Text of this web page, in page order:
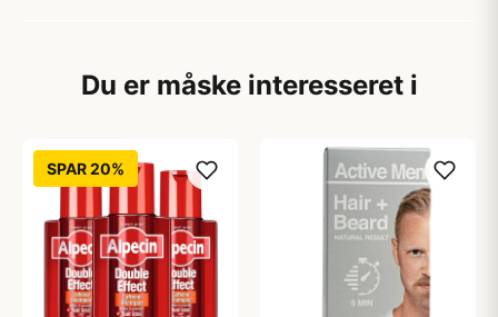
Du er måske interesseret i
SPAR 20%